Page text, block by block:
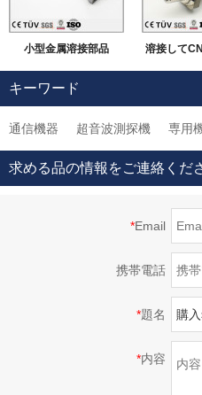
小型金属溶接部品 溶接して
キーワード
通信機器 超音波測探機 専用
求める品の情報をご連絡くだ
*Email
携帯電話
*題名
*内容